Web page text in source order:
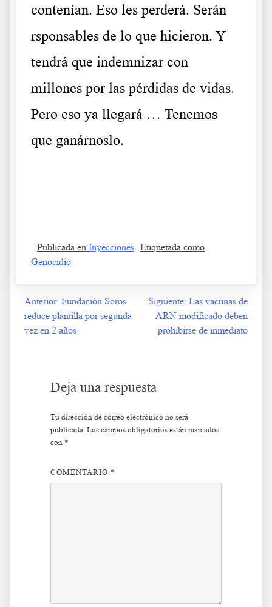
contenían. Eso les perderá. Serán
rsponsables de lo que hicieron. Y
tendrá que indemnizar con
millones por las pérdidas de vidas.
Pero eso ya llegará … Tenemos
que ganárnoslo.
Publicada en Inyecciones Etiquetada como
Genocidio
Navegación
Anterior: Fundación Soros
reduce plantilla por segunda
vez en 2 años
Siguiente: Las vacunas de
ARN modificado deben
prohibirse de inmediato
Deja una respuesta
Tu dirección de correo electrónico no será
publicada. Los campos obligatorios están marcados
con *
COMENTARIO *